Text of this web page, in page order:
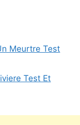
Meurtre Test
Test Et